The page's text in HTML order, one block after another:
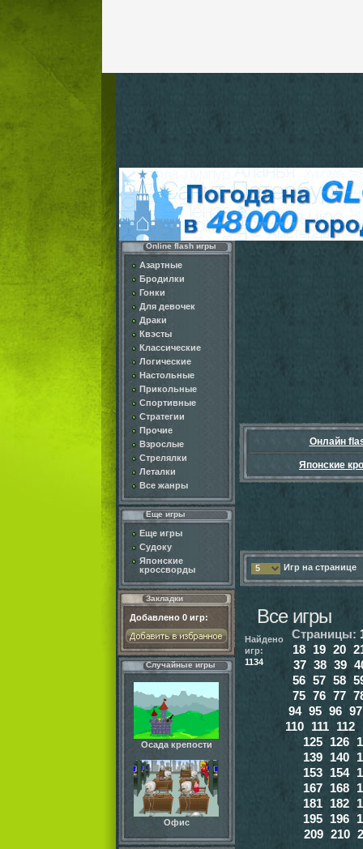
Online flash игры
Азартные
Бродилки
Гонки
Для девочек
Драки
Квэсты
Классические
Логические
Настольные
Прикольные
Спортивные
Стратегии
Прочие
Взрослые
Стрелялки
Леталки
Все жанры
Еще игры
Еще игры
Судоку
Японские
кроссворды
Закладки
Добавлено 0 игр:
Случайные игры
Осада крепости
Офис
Онлайн
Японские
5 Игр на странице
Все игры
Найдено
игр:
1134
Страницы:
18 19 20
37 38 39
56 57 58
75 76 77
94 95 96 97
110 111 112
125 126
139 140
153 154
167 168
181 182
195 196
209 210